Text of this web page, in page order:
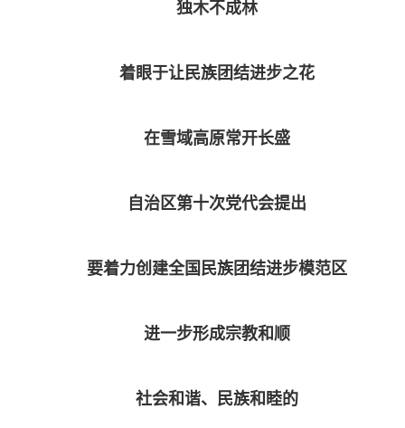
独木不成林
着眼于让民族团结进步之花
在雪域高原常开长盛
自治区第十次党代会提出
要着力创建全国民族团结进步模范区
进一步形成宗教和顺
社会和谐、民族和睦的